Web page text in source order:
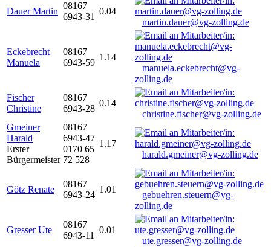
Dauer Martin
08167
6943-31
0.04
martin.dauer@vg-zolling.de
Eckebrecht
Manuela
08167
6943-59
1.14
manuela.eckebrecht@vg-
zolling.de
Fischer
Christine
08167
6943-28
0.14
christine.fischer@vg-zolling.de
Gmeiner
Harald
Erster
Bürgermeister
08167
6943-47
0170 65
72 528
1.17
harald.gmeiner@vg-zolling.de
Götz Renate
08167
6943-24
1.01
gebuehren.steuern@vg-
zolling.de
Gresser Ute
08167
6943-11
0.01
ute.gresser@vg-zolling.de